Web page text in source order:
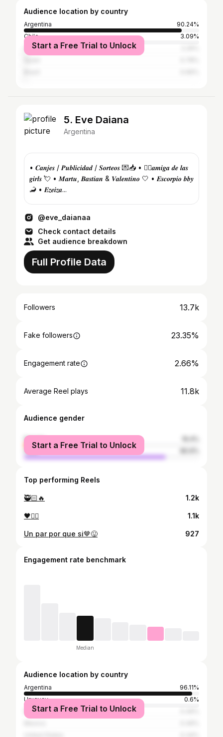
Audience location by country
Argentina
90.24%
Chile
3.09%
Uruguay
Start a Free Trial to Unlock
5. Eve Daiana
Argentina
• 𝑪𝒂𝒏𝒋𝒆𝒔 / 𝑷𝒖𝒃𝒍𝒊𝒄𝒊𝒅𝒂𝒅 / 𝑺𝒐𝒓𝒕𝒆𝒐𝒔 💌📥 • 👆🏻𝒂𝒎𝒊𝒈𝒂 𝒅𝒆 𝒍𝒂𝒔
𝒈𝒊𝒓𝒍𝒔 💘 • 𝑴𝒂𝒓𝒕𝒖, 𝑩𝒂𝒔𝒕𝒊𝒂𝒏 & 𝑽𝒂𝒍𝒆𝒏𝒕𝒊𝒏𝒐 🤍 • 𝑬𝒔𝒄𝒐𝒓𝒑𝒊𝒐 𝒃𝒃𝒚
🦂 • 𝑬𝒛𝒆𝒊𝒛𝒂...
@eve_daianaa
Check contact details
Get audience breakdown
Full Profile Data
Followers 13.7k
Fake followers 23.35%
Engagement rate 2.66%
Average Reel plays 11.8k
Audience gender
female
male
Start a Free Trial to Unlock
Top performing Reels
🥷🏻🔥 1.2k
🖤❤️‍🔥 1.1k
Un par por que si🤎😛 927
Engagement rate benchmark
Median
Audience location by country
Argentina
96.11%
Uruguay
0.6%
Brazil
Start a Free Trial to Unlock